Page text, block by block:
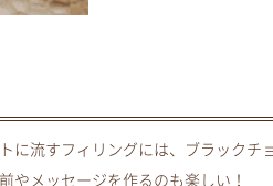
に流すフィリングには、ブラックチ
やメッセージを作るのも楽しい！